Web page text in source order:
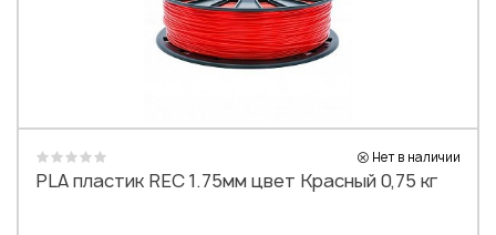
Нет в наличии
PLA пластик REC 1.75мм цвет Красный 0,75 кг